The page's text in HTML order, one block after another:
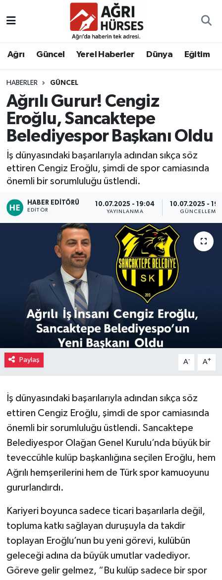
Ağrı Güncel Yerel Haberler Dünya Eğitim
HABERLER GÜNCEL
Ağrılı Gurur! Cengiz
Eroğlu, Sancaktepe
Belediyespor Başkanı Oldu
İş dünyasındaki başarılarıyla adından sıkça söz
ettiren Cengiz Eroğlu, şimdi de spor camiasında
önemli bir sorumluluğu üstlendi.
HABER EDITÖRÜ
EDITÖR
10.07.2025 - 19:04
YAYINLANMA
10.07.2025 -
GÜNCELLEME
Paylaş A- A+
İş dünyasındaki başarılarıyla adından sıkça söz
ettiren Cengiz Eroğlu, şimdi de spor camiasında
önemli bir sorumluluğu üstlendi. Sancaktepe
Belediyespor Olağan Genel Kurulu’nda büyük bir
teveccühle kulüp başkanlığına seçilen Eroğlu, hem
Ağrılı hemşerilerini hem de Türk spor kamuoyunu
gururlandırdı.
Kariyeri boyunca sadece ticari başarılarla değil,
topluma katkı sağlayan duruşuyla da takdir
toplayan Eroğlu’nun bu yeni görevi, kulübün
geleceği adına da büyük umutlar vadediyor.
Göreve gelir gelmez, “Bu kulüp sadece bir spor
Hava Durumu
Tüm Manşetler
Son Dakika Haberleri
Haber Arşivi